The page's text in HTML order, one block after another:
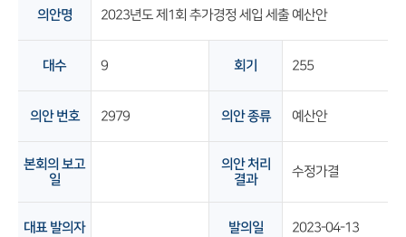
의안명 2023년도 제1회 추가경정 세입 세출 예산안
대수 9 회기 255
의안 번호 2979 의안 종류 예산안
본회의 보고
일
의안 처리
결과
수정가결
대표 발의자 발의일 2023-04-13